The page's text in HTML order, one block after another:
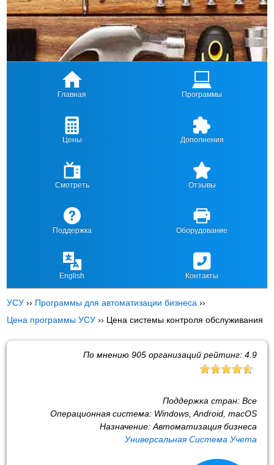
Главная Программы
Цены Дополнения
Смотреть Отзывы
Поддержка Оборудование
English Контакты
УСУ ›› Программы для автоматизации бизнеса ››
Цена программы УСУ ›› Цена системы контроля обслуживания
По мнению 905организаций рейтинг: 4.9
Поддержка стран: Все
Операционная система: Windows, Android, macOS
Назначение: Автоматизация бизнеса
Универсальная Система Учета